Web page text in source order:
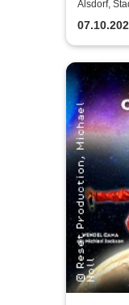
Aachen
Alsdorf,